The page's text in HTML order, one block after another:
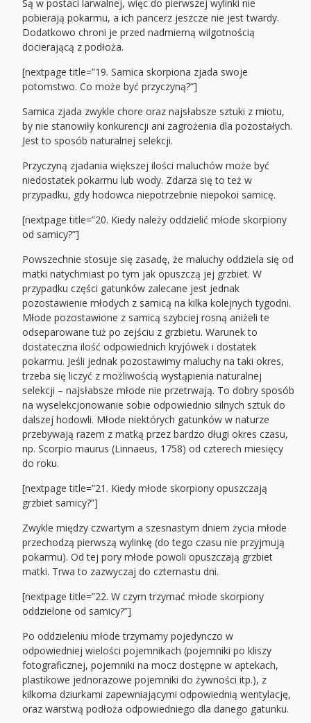
Są w postaci larwalnej, więc do pierwszej wylinki nie
pobierają pokarmu, a ich pancerz jeszcze nie jest twardy.
Dodatkowo chroni je przed nadmierną wilgotnością
docierającą z podłoża.
[nextpage title=”19. Samica skorpiona zjada swoje
potomstwo. Co może być przyczyną?”]
Samica zjada zwykle chore oraz najsłabsze sztuki z miotu,
by nie stanowiły konkurencji ani zagrożenia dla pozostałych.
Jest to sposób naturalnej selekcji.
Przyczyną zjadania większej ilości maluchów może być
niedostatek pokarmu lub wody. Zdarza się to też w
przypadku, gdy hodowca niepotrzebnie niepokoi samicę.
[nextpage title=”20. Kiedy należy oddzielić młode skorpiony
od samicy?”]
Powszechnie stosuje się zasadę, że maluchy oddziela się od
matki natychmiast po tym jak opuszczą jej grzbiet. W
przypadku części gatunków zalecane jest jednak
pozostawienie młodych z samicą na kilka kolejnych tygodni.
Młode pozostawione z samicą szybciej rosną aniżeli te
odseparowane tuż po zejściu z grzbietu. Warunek to
dostateczna ilość odpowiednich kryjówek i dostatek
pokarmu. Jeśli jednak pozostawimy maluchy na taki okres,
trzeba się liczyć z możliwością wystąpienia naturalnej
selekcji – najsłabsze młode nie przetrwają. To dobry sposób
na wyselekcjonowanie sobie odpowiednio silnych sztuk do
dalszej hodowli. Młode niektórych gatunków w naturze
przebywają razem z matką przez bardzo długi okres czasu,
np. Scorpio maurus (Linnaeus, 1758) od czterech miesięcy
do roku.
[nextpage title=”21. Kiedy młode skorpiony opuszczają
grzbiet samicy?”]
Zwykle między czwartym a szesnastym dniem życia młode
przechodzą pierwszą wylinkę (do tego czasu nie przyjmują
pokarmu). Od tej pory młode powoli opuszczają grzbiet
matki. Trwa to zazwyczaj do czternastu dni.
[nextpage title=”22. W czym trzymać młode skorpiony
oddzielone od samicy?”]
Po oddzieleniu młode trzymamy pojedynczo w
odpowiedniej wielości pojemnikach (pojemniki po kliszy
fotograficznej, pojemniki na mocz dostępne w aptekach,
plastikowe jednorazowe pojemniki do żywności itp.), z
kilkoma dziurkami zapewniającymi odpowiednią wentylację,
oraz warstwą podłoża odpowiedniego dla danego gatunku.